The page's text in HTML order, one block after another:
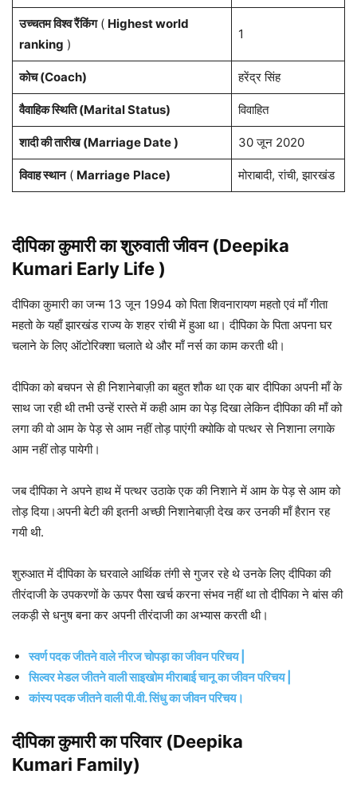
उच्चतम विश्व रैंकिंग( Highest world
ranking )
1
कोच (Coach) हरेंद्र सिंह
वैवाहिक स्थिति (Marital Status) विवाहित
शादी की तारीख (Marriage Date ) 30 जून 2020
विवाह स्थान( Marriage Place) मोराबादी, रांची, झारखंड
दीपिका कुमारी का शुरुवाती जीवन (Deepika
Kumari Early Life )
दीपिका कुमारी का जन्म 13 जून 1994 को पिता शिवनारायण महतो एवं माँ गीता
महतो के यहाँ झारखंड राज्य के शहर रांची में हुआ था। दीपिका के पिता अपना घर
चलाने के लिए ऑटोरिक्शा चलाते थे और माँ नर्स का काम करती थी।
दीपिका को बचपन से ही निशानेबाज़ी का बहुत शौक था एक बार दीपिका अपनी माँ के
साथ जा रही थी तभी उन्हें रास्ते में कही आम का पेड़ दिखा लेकिन दीपिका की माँ को
लगा की वो आम के पेड़ से आम नहीं तोड़ पाएंगी क्योकि वो पत्थर से निशाना लगाके
आम नहीं तोड़ पायेगी।
जब दीपिका ने अपने हाथ में पत्थर उठाके एक की निशाने में आम के पेड़ से आम को
तोड़ दिया।अपनी बेटी की इतनी अच्छी निशानेबाज़ी देख कर उनकी माँ हैरान रह
गयी थी.
शुरुआत में दीपिका के घरवाले आर्थिक तंगी से गुजर रहे थे उनके लिए दीपिका की
तीरंदाजी के उपकरणों के ऊपर पैसा खर्च करना संभव नहीं था तो दीपिका ने बांस की
लकड़ी से धनुष बना कर अपनी तीरंदाजी का अभ्यास करती थी।
स्वर्ण पदक जीतने वाले नीरज चोपड़ा का जीवन परिचय |
सिल्वर मेडल जीतने वाली साइखोम मीराबाई चानू का जीवन परिचय |
कांस्य पदक जीतने वाली पी.वी. सिंधु का जीवन परिचय।
दीपिका कुमारीका परिवार (Deepika
Kumari Family)